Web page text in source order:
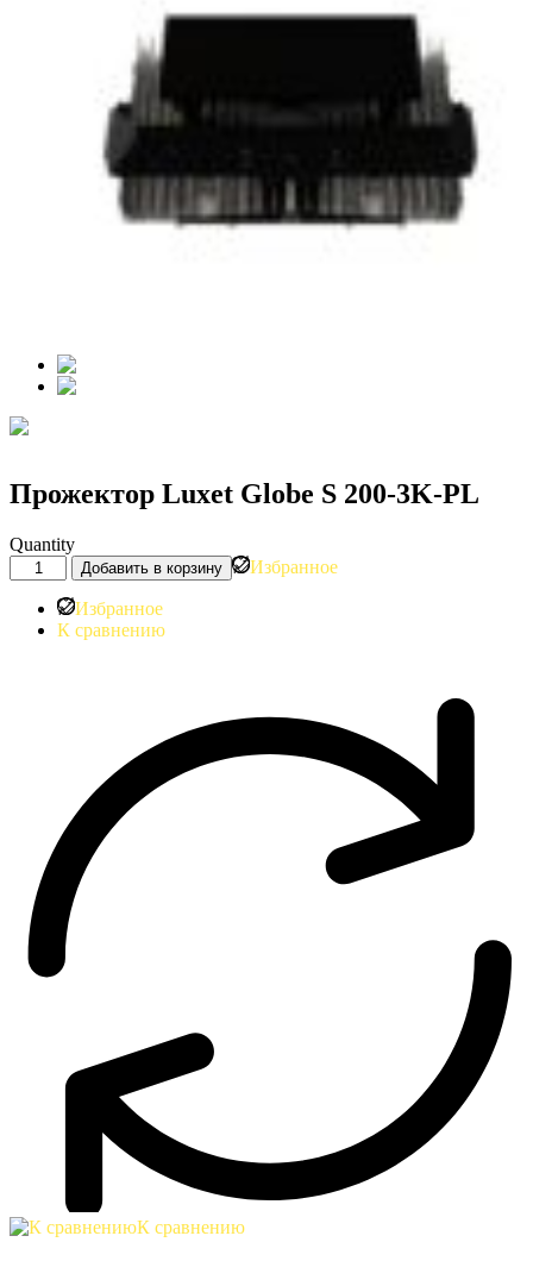
Прожектор Luxet Globe S 200-3K-PL
Quantity
Количество
товара
Прожектор
Luxet
Избранное
Добавить в корзину
Избранное
К сравнению
К сравнению